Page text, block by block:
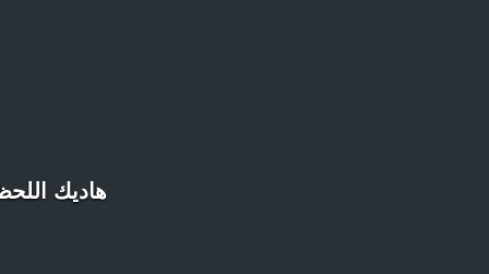
هاديك اللحظة فاش... : 15 صورة